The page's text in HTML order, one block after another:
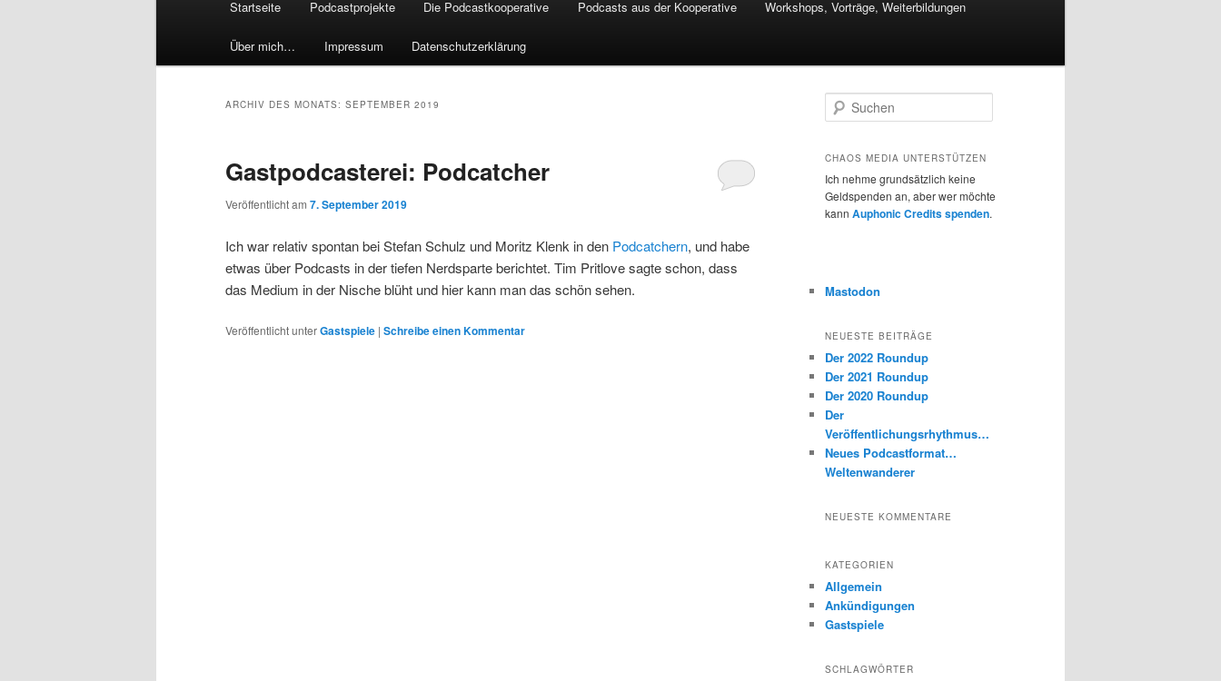
Startseite Podcastprojekte Die Podcastkooperative Podcasts aus der Kooperative Workshops, Vorträge, Weiterbildungen
Über mich… Impressum Datenschutzerklärung
ARCHIV DES MONATS: SEPTEMBER 2019
Gastpodcasterei: Podcatcher
Veröffentlicht am 7. September 2019
Ich war relativ spontan bei Stefan Schulz und Moritz Klenk in den Podcatchern, und habe
etwas über Podcasts in der tiefen Nerdsparte berichtet. Tim Pritlove sagte schon, dass
das Medium in der Nische blüht und hier kann man das schön sehen.
Veröffentlicht unterGastspiele | Schreibe einen Kommentar
u
h
n
CHAOS MEDIA UNTERSTÜTZEN
Ich nehme grundsätzlich keine
Geldspenden an, aber wer möchte
kann Auphonic Credits spenden.
Mastodon
NEUESTE BEITRÄGE
Der 2022 Roundup
Der 2021 Roundup
Der 2020 Roundup
Der
Veröffentlichungsrhythmus…
Neues Podcastformat…
Weltenwanderer
NEUESTE KOMMENTARE
KATEGORIEN
Allgemein
Ankündigungen
Gastspiele
SCHLAGWÖRTER